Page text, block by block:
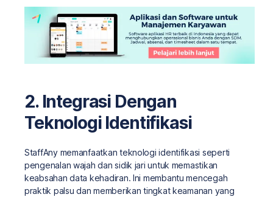
2. Integrasi Dengan
Teknologi Identifikasi
StaffAny memanfaatkan teknologi identifikasi seperti
pengenalan wajah dan sidik jari untuk memastikan
keabsahan data kehadiran. Ini membantu mencegah
praktik palsu dan memberikan tingkat keamanan yang